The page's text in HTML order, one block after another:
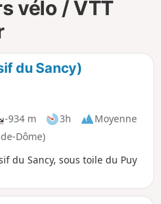
vélo / VTT
du Sancy)
-934 m 3h
Moyenne
Dôme)
du Sancy, sous toile du Puy